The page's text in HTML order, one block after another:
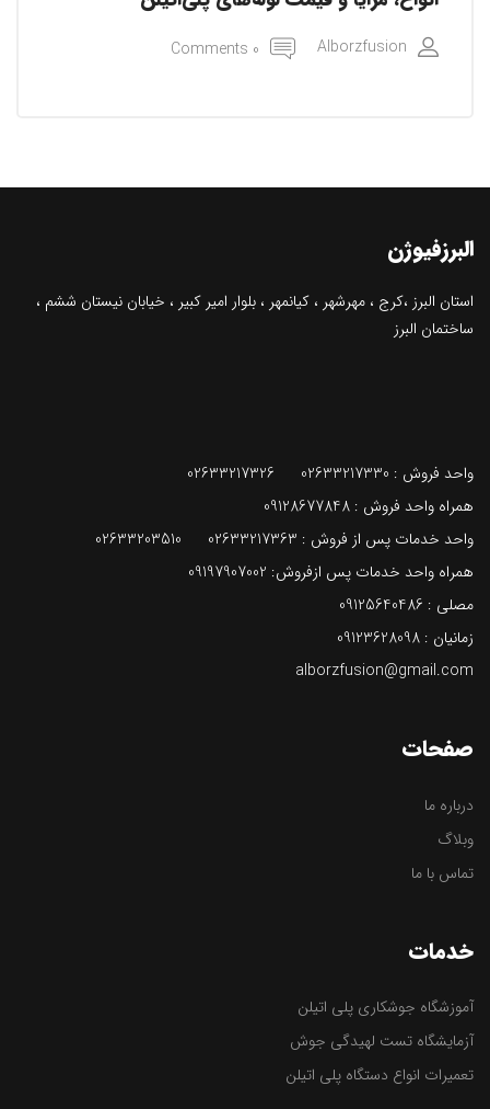
Alborzfusion
0 Comments
البرزفیوژن
استان البرز ،کرج ، مهرشهر ، کیانمهر ، بلوار امير كبير ، خیابان نيستان ششم ،
ساختمان البرز
واحد فروش : 02633217330
همراه واحد فروش : 09128677848
واحد خدمات پس از فروش :
02633217363 02633203510
همراه واحد خدمات پس ازفروش: 09197907002
مصلی : 09125640486
زمانیان : 09123628098
alborzfusion@gmail.com
صفحات
درباره ما
وبلاگ
تماس با ما
خدمات
آموزشگاه جوشکاری پلی اتیلن
آزمایشگاه تست لهیدگی جوش
تعمیرات انواع دستگاه پلی اتیلن